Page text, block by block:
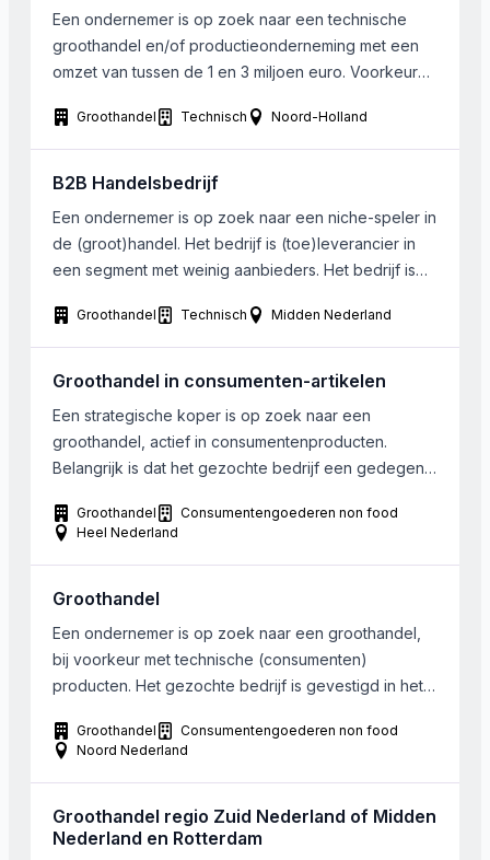
Een ondernemer is op zoek naar een technische
groothandel en/of productieonderneming met een
omzet van tussen de 1 en 3 miljoen euro. Voorkeur
een solide klantenbestand welke de groeifase
voorbij is, maar waarbij nog wel voldoende
groeipotentieel is. De onderneming ligt in (of direct
Groothandel Technisch Noord-Holland
B2B Handelsbedrijf
Een ondernemer is op zoek naar een niche-speler in
de (groot)handel. Het bedrijf is (toe)leverancier in
een segment met weinig aanbieders. Het bedrijf is
automotive, producent en handelaar in de
diervoeding, groothandel in koffie of actief in de
petrochemische industrie. Bij voorkeur internationaal
Groothandel Technisch Midden Nederland
Groothandel in consumenten-artikelen
Een strategische koper is op zoek naar een
groothandel, actief in consumentenproducten.
Belangrijk is dat het gezochte bedrijf een gedegen
het verre oosten. Locatie en grootte is van
ondergeschikt belang. Ook winstgevendheid is geen
Groothandel
Consumentengoederen non food
Heel Nederland
Groothandel
Een ondernemer is op zoek naar een groothandel,
bij voorkeur met technische (consumenten)
producten. Het gezochte bedrijf is gevestigd in het
ondergeschikt belang.
Groothandel
Consumentengoederen non food
Noord Nederland
Groothandel regio Zuid Nederland of Midden
Nederland en Rotterdam